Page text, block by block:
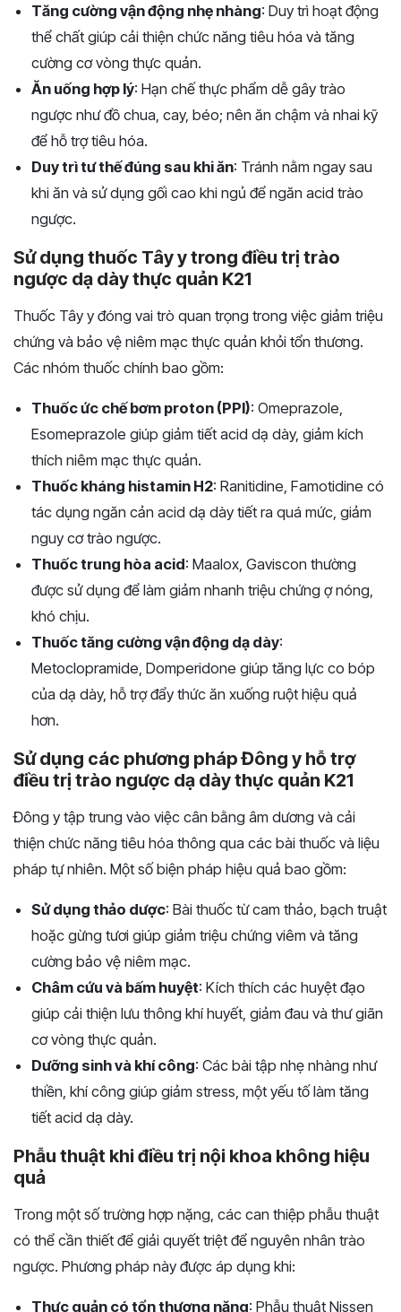
Tăng cường vận động nhẹ nhàng: Duy trì hoạt động
thể chất giúp cải thiện chức năng tiêu hóa và tăng
cường cơ vòng thực quản.
Ăn uống hợp lý: Hạn chế thực phẩm dễ gây trào
ngược như đồ chua, cay, béo; nên ăn chậm và nhai kỹ
để hỗ trợ tiêu hóa.
Duy trì tư thế đúng sau khi ăn: Tránh nằm ngay sau
khi ăn và sử dụng gối cao khi ngủ để ngăn acid trào
ngược.
Sử dụng thuốc Tây y trong điều trị trào
ngược dạ dày thực quản K21
Thuốc Tây y đóng vai trò quan trọng trong việc giảm triệu
chứng và bảo vệ niêm mạc thực quản khỏi tổn thương.
Các nhóm thuốc chính bao gồm:
Thuốc ức chế bơm proton (PPI): Omeprazole,
Esomeprazole giúp giảm tiết acid dạ dày, giảm kích
thích niêm mạc thực quản.
Thuốc kháng histamin H2: Ranitidine, Famotidine có
tác dụng ngăn cản acid dạ dày tiết ra quá mức, giảm
nguy cơ trào ngược.
Thuốc trung hòa acid: Maalox, Gaviscon thường
được sử dụng để làm giảm nhanh triệu chứng ợ nóng,
khó chịu.
Thuốc tăng cường vận động dạ dày:
Metoclopramide, Domperidone giúp tăng lực co bóp
của dạ dày, hỗ trợ đẩy thức ăn xuống ruột hiệu quả
hơn.
Sử dụng các phương pháp Đông y hỗ trợ
điều trị trào ngược dạ dày thực quản K21
Đông y tập trung vào việc cân bằng âm dương và cải
thiện chức năng tiêu hóa thông qua các bài thuốc và liệu
pháp tự nhiên. Một số biện pháp hiệu quả bao gồm:
Sử dụng thảo dược: Bài thuốc từ cam thảo, bạch truật
hoặc gừng tươi giúp giảm triệu chứng viêm và tăng
cường bảo vệ niêm mạc.
Châm cứu và bấm huyệt: Kích thích các huyệt đạo
giúp cải thiện lưu thông khí huyết, giảm đau và thư giãn
cơ vòng thực quản.
Dưỡng sinh và khí công: Các bài tập nhẹ nhàng như
thiền, khí công giúp giảm stress, một yếu tố làm tăng
tiết acid dạ dày.
Phẫu thuật khi điều trị nội khoa không hiệu
quả
Trong một số trường hợp nặng, các can thiệp phẫu thuật
có thể cần thiết để giải quyết triệt để nguyên nhân trào
ngược. Phương pháp này được áp dụng khi:
Thực quản có tổn thương nặng: Phẫu thuật Nissen